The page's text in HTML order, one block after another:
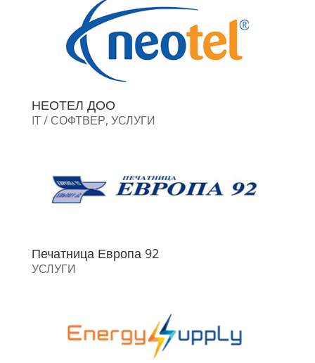
НЕОТЕЛ ДОО
IT / СОФТВЕР, УСЛУГИ
Печатница Европа 92
УСЛУГИ